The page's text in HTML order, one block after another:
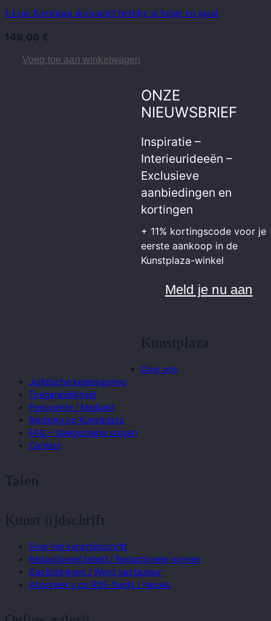
J-Line Kerstman decoratief beeldje in beige en goud
149,00 €
Voeg toe aan winkelwagen
ONZE
NIEUWSBRIEF
Inspiratie –
Interieurideeën –
Exclusieve
aanbiedingen en
kortingen
+ 11% kortingscode voor je
eerste aankoop in de
Kunstplaza-winkel
Meld je nu aan
Kunstplaza
Over ons
Juridische kennisgeving
Toegankelijkheid
Persruimte / Mediakit
Reclame op Kunstplaza
FAQ – Veelgestelde vragen
Contact
Talen
Kunst tijdschrift
Over het kunsttijdschrift
Redactioneel beleid / Redactionele normen
Gastbijdragen / Word gastauteur
Abonneer u op RSS-feeds / nieuws